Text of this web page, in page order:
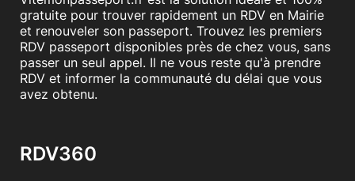
gratuite pour trouver rapidement un RDV en Mairie
et renouveler son passeport. Trouvez les premiers
RDV passeport disponibles près de chez vous, sans
passer un seul appel. Il ne vous reste qu'à prendre
RDV et informer la communauté du délai que vous
avez obtenu.
RDV360